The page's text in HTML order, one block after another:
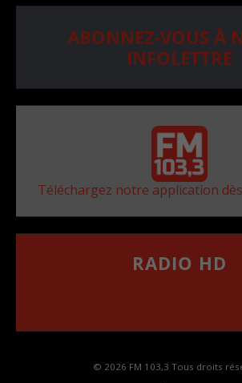
ABONNEZ-VOUS À
INFOLETTRE
Téléchargez notre application
RADIO HD
© 2026 FM 103,3 Tous droits